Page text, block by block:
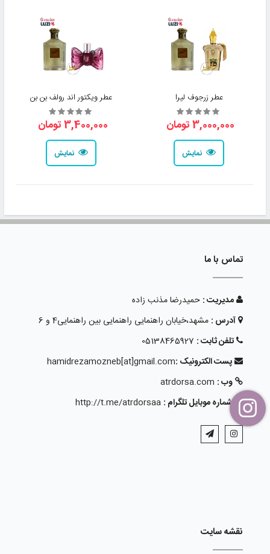
عطر زرجوف لیرا
3,000,000 تومان
نمایش
عطر ویکتور اند رولف بن بن
3,400,000 تومان
نمایش
تماس با ما
مدیریت : حمیدرضا مذنب زاده
آدرس : مشهد،خیابان راهنمایی راهنمایی بین راهنمایی4 و 6
تلفن ثابت : 05138465927
پست الکترونیک :hamidrezamozneb[at]gmail.com
وب : atrdorsa.com
شماره موبایل تلگرام :
نقشه سایت